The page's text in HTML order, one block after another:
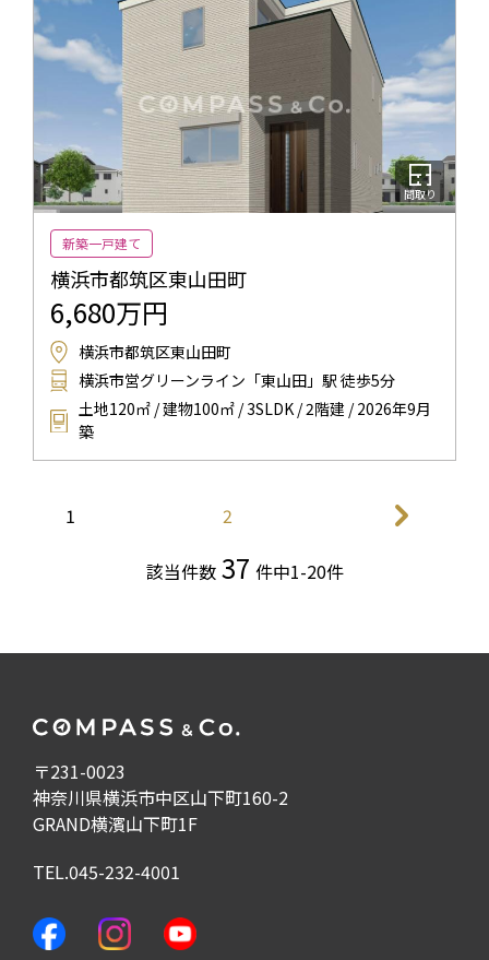
間取り
新築一戸建て
横浜市都筑区東山田町
6,680万円
横浜市都筑区東山田町
横浜市営グリーンライン「東山田」駅 徒歩5分
土地120㎡ / 建物100㎡ / 3SLDK / 2階建 / 2026年9月
築
1 2
該当件数 37 件中1-20件
〒231-0023
神奈川県横浜市中区山下町160-2
GRAND横濱山下町1F
TEL.045-232-4001